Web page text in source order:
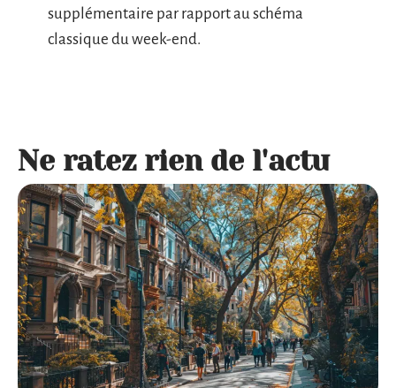
supplémentaire par rapport au schéma
classique du week-end.
Ne ratez rien de l'actu